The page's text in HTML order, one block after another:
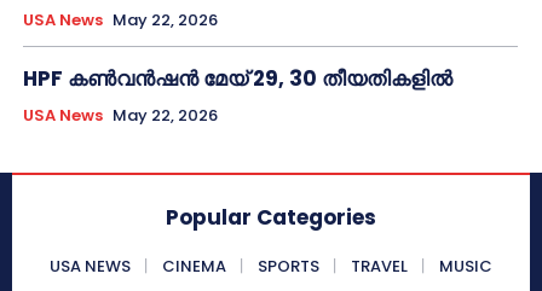
USA News May 22, 2026
HPF കൺവൻഷൻ മേയ് 29, 30 തീയതികളിൽ
USA News May 22, 2026
Popular Categories
USA NEWS CINEMA SPORTS TRAVEL
MUSIC